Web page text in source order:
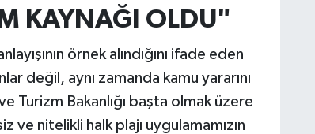
KAYNAĞI OLDU"
örnek alındığını ifade eden
değil, aynı zamanda kamu yararını
Turizm Bakanlığı başta olmak üzere
ve nitelikli halk plajı uygulamamızın